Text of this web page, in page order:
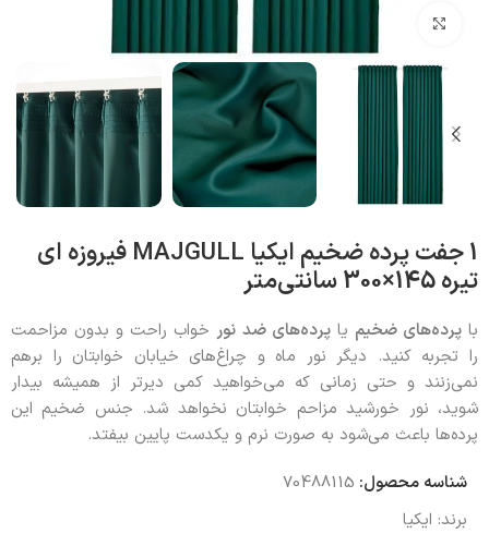
1 جفت پرده ضخیم ایکیا MAJGULL فیروزه ای
تیره 145×300 سانتی‌متر
باپرده‌های ضخیم یاپرده‌های ضد نورخواب‌ راحت و بدون مزاحمت
را تجربه کنید. دیگر نور ماه و چراغ‌های خیابان خوابتان را برهم
نمی‌زنند و حتی زمانی که می‌خواهید کمی دیرتر از همیشه بیدار
شوید، نور خورشید مزاحم خوابتان نخواهد شد. جنس ضخیم این
پرده‌ها باعث می‌شود به صورت نرم و یکدست پایین بیفتد.
شناسه محصول: 70488115
برند: ایکیا